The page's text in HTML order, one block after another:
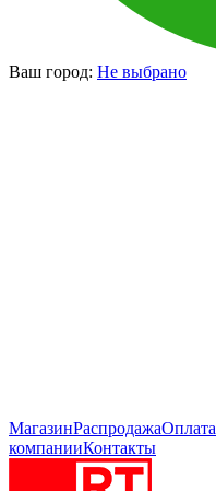
Ваш город: Не выбрано
МагазинРаспродажаОплата
компанииКонтакты